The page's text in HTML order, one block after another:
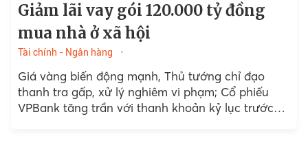
Giảm lãi vay gói 120.000 tỷ đồng
mua nhà ở xã hội
Tài chính - Ngân hàng
Giá vàng biến động mạnh, Thủ tướng chỉ đạo
thanh tra gấp, xử lý nghiêm vi phạm; Cổ phiếu
VPBank tăng trần với thanh khoản kỷ lục trước